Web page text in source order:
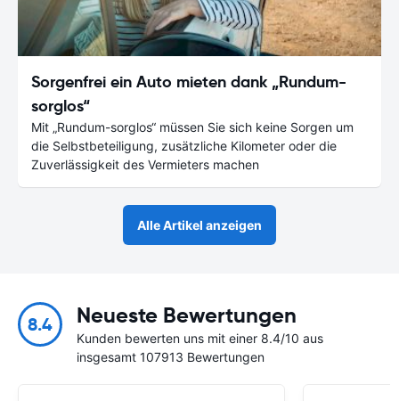
Sorgenfrei ein Auto mieten dank „Rundum-
sorglos“
Mit „Rundum-sorglos“ müssen Sie sich keine Sorgen um
die Selbstbeteiligung, zusätzliche Kilometer oder die
Zuverlässigkeit des Vermieters machen
Alle Artikel anzeigen
8.4 Neueste Bewertungen
Kunden bewerten uns mit einer 8.4/10 aus
insgesamt 107913 Bewertungen